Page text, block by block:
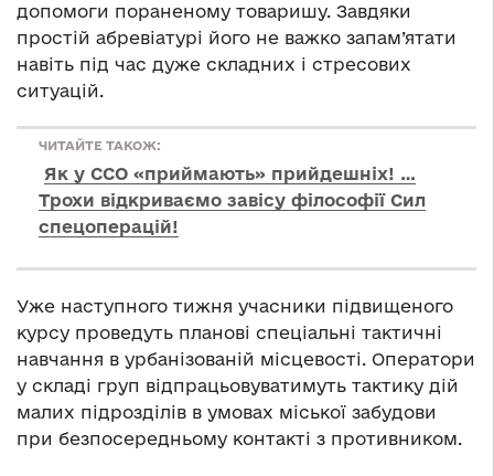
допомоги пораненому товаришу. Завдяки
простій абревіатурі його не важко запам’ятати
навіть під час дуже складних і стресових
ситуацій.
ЧИТАЙТЕ ТАКОЖ:
Як у ССО «приймають» прийдешніх! …
Трохи відкриваємо завісу філософії Сил
спецоперацій!
Уже наступного тижня учасники підвищеного
курсу проведуть планові спеціальні тактичні
навчання в урбанізованій місцевості. Оператори
у складі груп відпрацьовуватимуть тактику дій
малих підрозділів в умовах міської забудови
при безпосередньому контакті з противником.